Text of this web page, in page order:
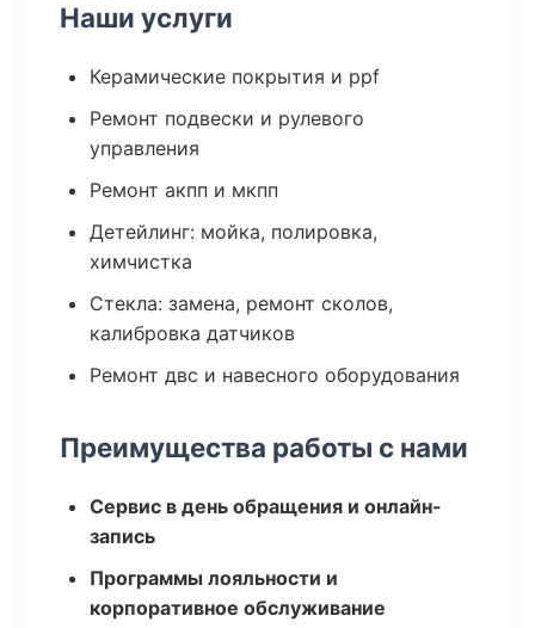
Наши услуги
Керамические покрытия и ppf
Ремонт подвески и рулевого
управления
Ремонт акпп и мкпп
Детейлинг: мойка, полировка,
химчистка
Стекла: замена, ремонт сколов,
калибровка датчиков
Ремонт двс и навесного оборудования
Преимущества работы с нами
Сервис в день обращения и онлайн-
запись
Программы лояльности и
корпоративное обслуживание